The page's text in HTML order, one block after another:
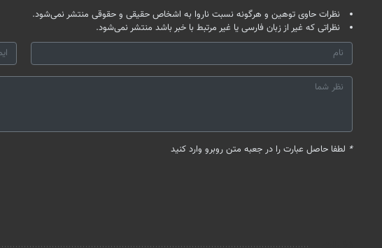
نظرات حاوی توهین و هرگونه نسبت ناروا به اشخاص حقیقی و حقوقی منتشر نمی‌شود.
نظراتی که غیر از زبان فارسی یا غیر مرتبط با خبر باشد منتشر نمی‌شود.
* لطفا حاصل عبارت را در جعبه متن روبرو وارد کنید